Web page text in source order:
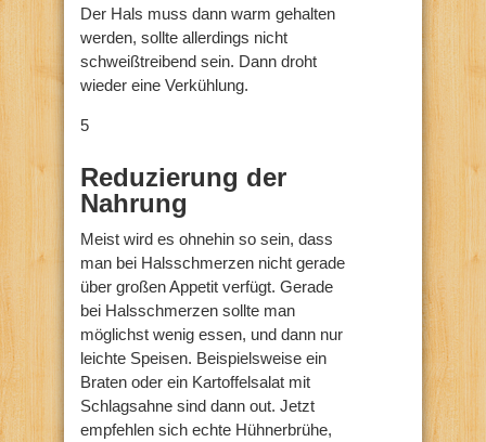
Der Hals muss dann warm gehalten
werden, sollte allerdings nicht
schweißtreibend sein. Dann droht
wieder eine Verkühlung.
5
Reduzierung der
Nahrung
Meist wird es ohnehin so sein, dass
man bei Halsschmerzen nicht gerade
über großen Appetit verfügt. Gerade
bei Halsschmerzen sollte man
möglichst wenig essen, und dann nur
leichte Speisen. Beispielsweise ein
Braten oder ein Kartoffelsalat mit
Schlagsahne sind dann out. Jetzt
empfehlen sich echte Hühnerbrühe,